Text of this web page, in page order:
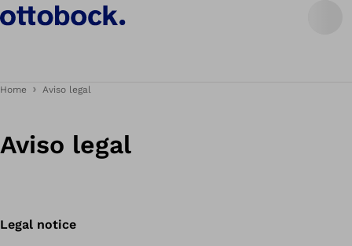
Home Aviso legal
Aviso legal
Legal notice